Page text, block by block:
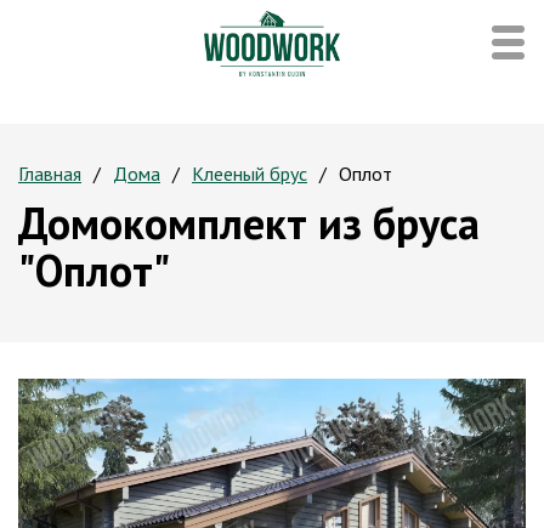
Главная Дома Клееный брус Оплот
Домокомплект из бруса
"Оплот"